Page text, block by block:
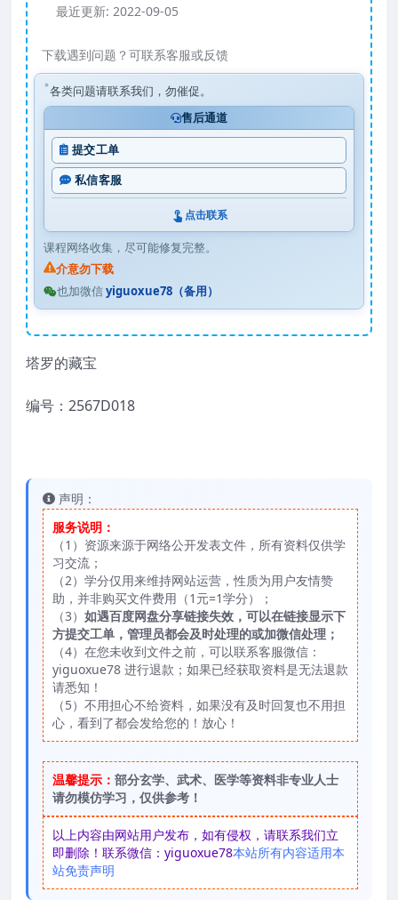
最近更新: 2022-09-05
下载遇到问题？可联系客服或反馈
各类问题请联系我们，勿催促。
售后通道
提交工单
私信客服
点击联系
课程网络收集，尽可能修复完整。
介意勿下载
也加微信yiguoxue78（备用）
塔罗的藏宝
编号：2567D018
声明：
服务说明：
（1）资源来源于网络公开发表文件，所有资料仅供学
习交流；
（2）学分仅用来维持网站运营，性质为用户友情赞
助，并非购买文件费用（1元=1学分）；
（3） 如遇百度网盘分享链接失效，可以在链接显示下
方提交工单，管理员都会及时处理的或加微信处理；
（4）在您未收到文件之前，可以联系客服微信：
yiguoxue78 进行退款；如果已经获取资料是无法退款
请悉知！
（5）不用担心不给资料，如果没有及时回复也不用担
心，看到了都会发给您的！放心！
温馨提示： 部分玄学、武术、医学等资料非专业人士
请勿模仿学习，仅供参考！
以上内容由网站用户发布，如有侵权，请联系我们立
即删除！联系微信：yiguoxue78本站所有内容适用本
站免责声明